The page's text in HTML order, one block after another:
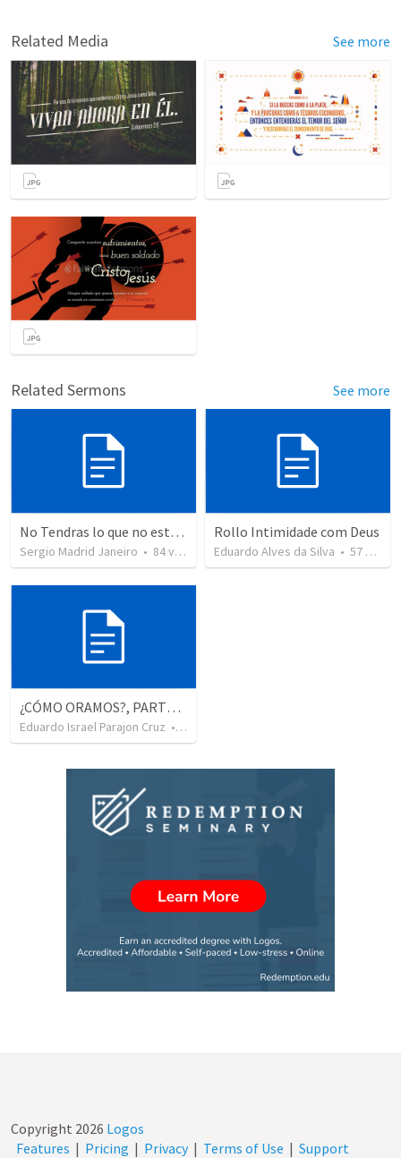
Related Media See more
Related Sermons See more
No Tendras lo que no estes dispuesto a luchar por ello.
Sergio Madrid Janeiro • 84views
Rollo Intimidade com Deus
Eduardo Alves da Silva • 57 views
¿CÓMO ORAMOS?, PARTE 9: ORACIÓN DE GRATITUD POR LA SALVACIÓN.
Eduardo Israel Parajon Cruz • 193
Copyright 2026 Logos
Features | Pricing | Privacy | Terms of Use | Support